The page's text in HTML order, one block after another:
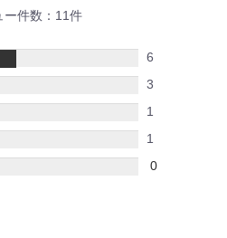
ー件数：11件
6
3
1
1
0